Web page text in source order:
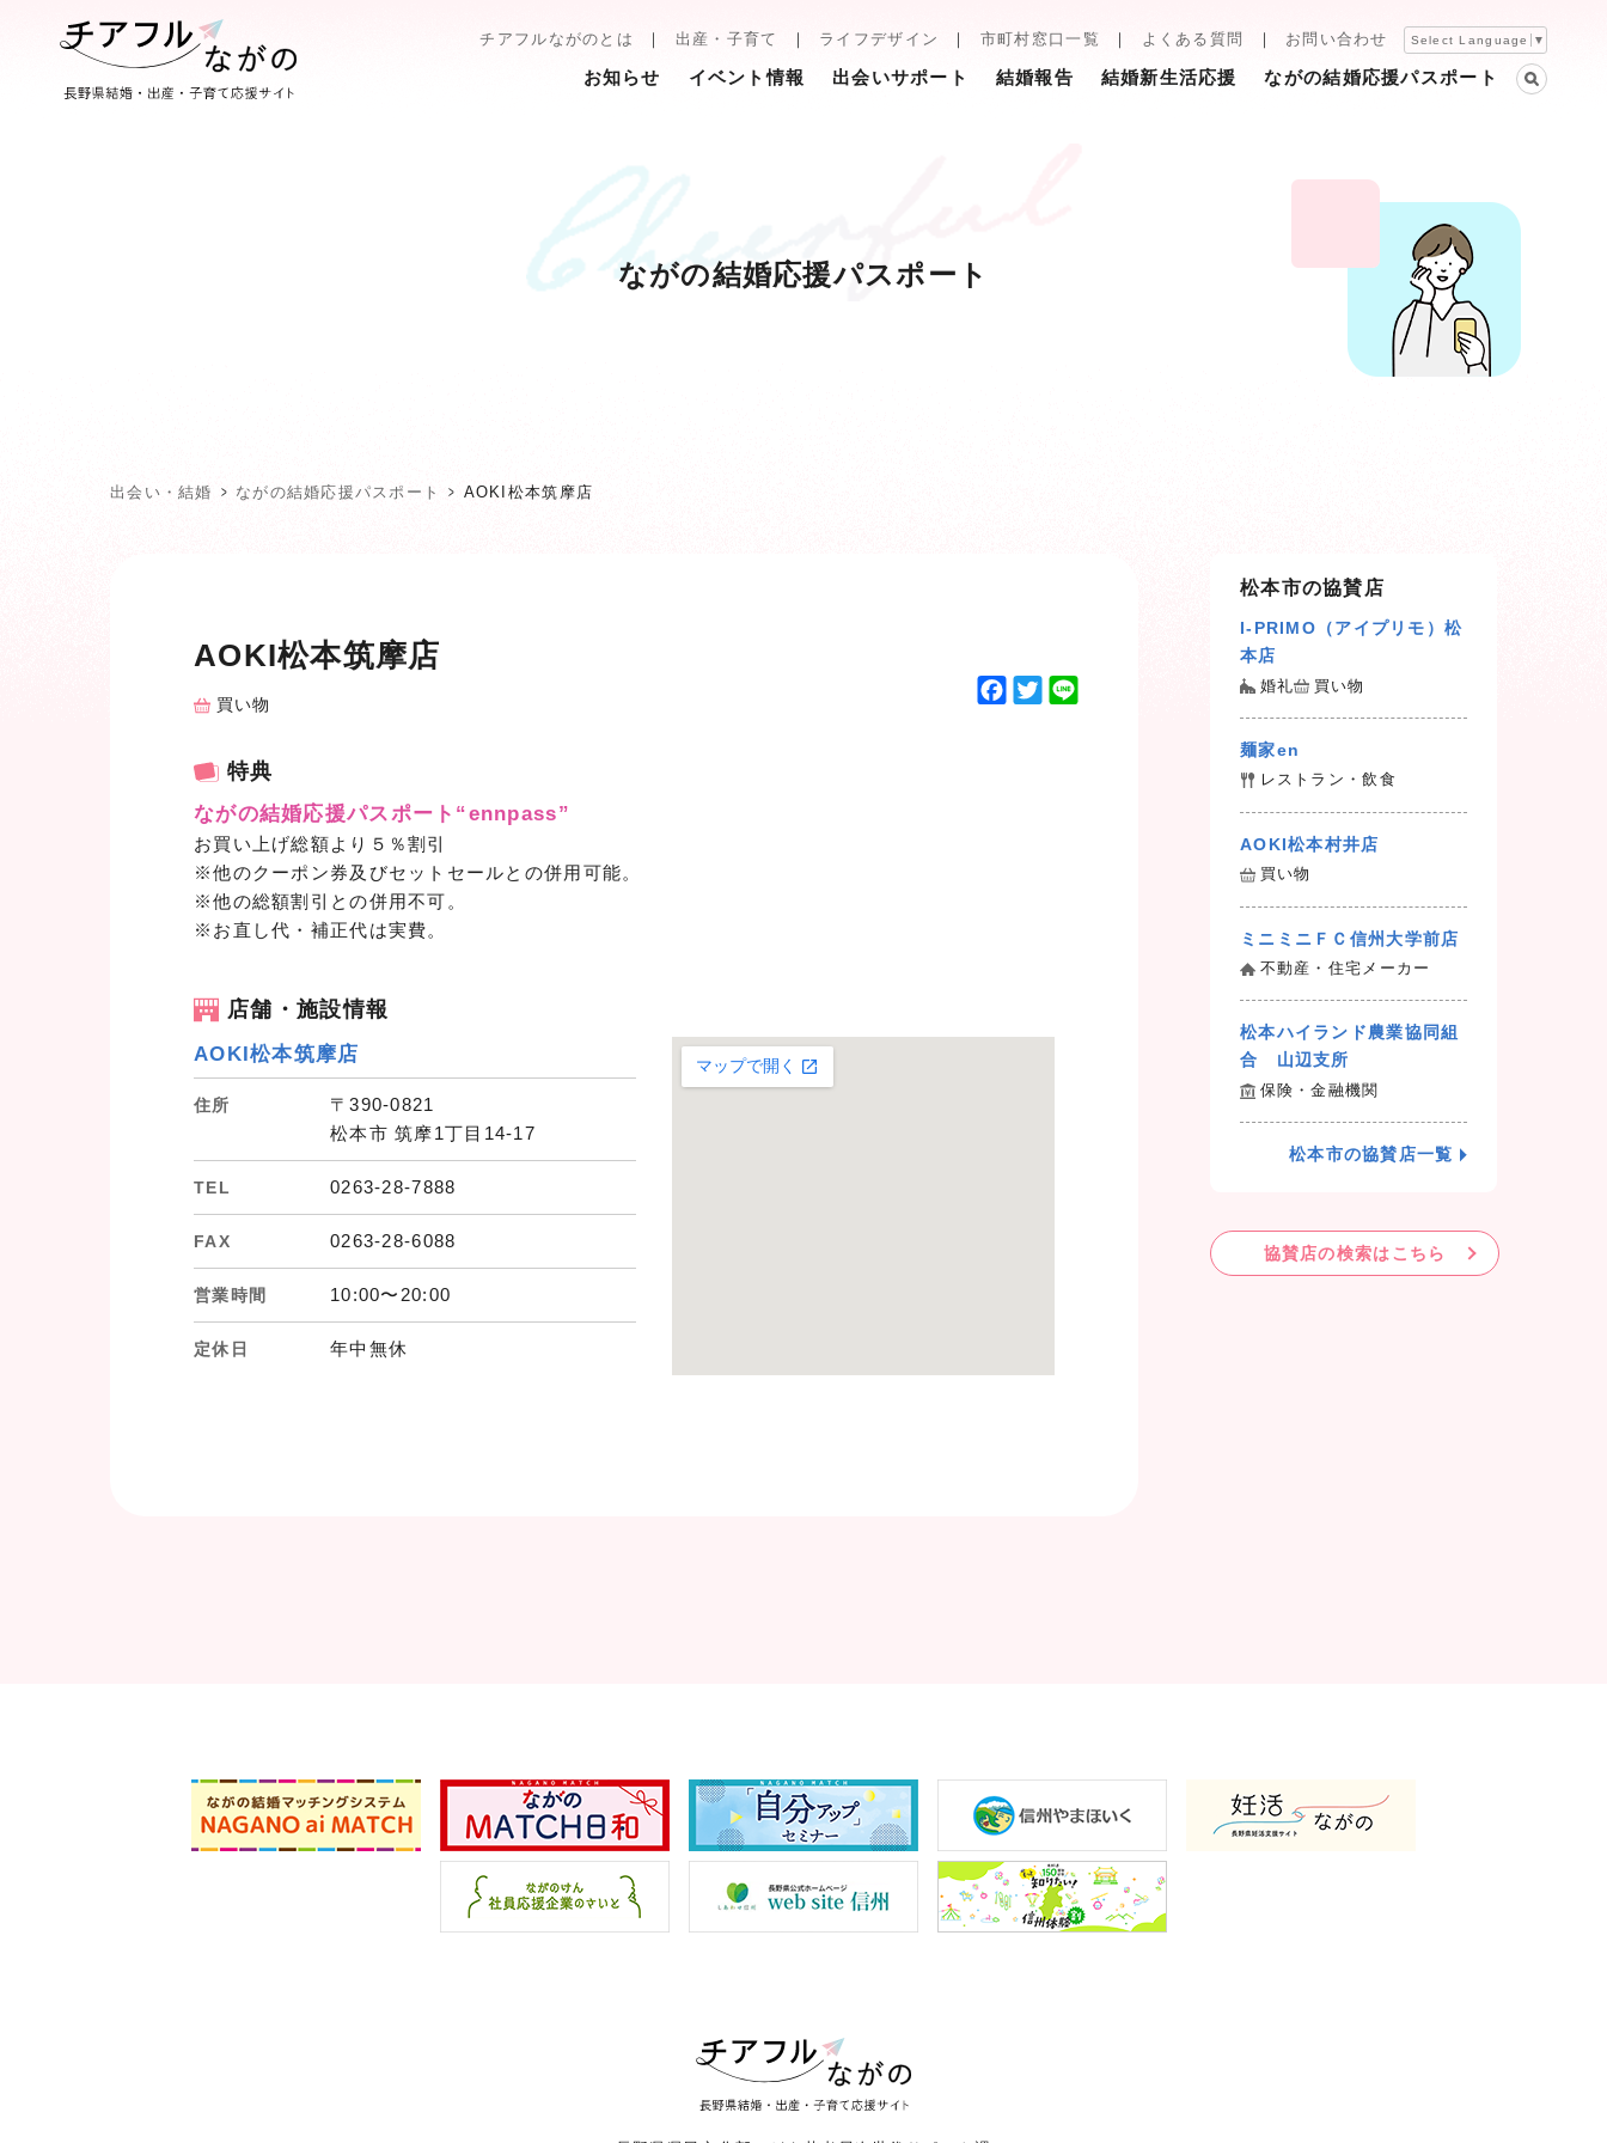
チアフルながのとは 出産・子育て ライフデザイン 市町村窓口一覧 よくある質問 お問い合わせ Select Language ▼
お知らせ イベント情報 出会いサポート 結婚報告 結婚新生活応援 ながの結婚応援パスポート
ながの結婚応援パスポート
出会い・結婚 ながの結婚応援パスポート AOKI松本筑摩店
AOKI松本筑摩店
買い物
F
T
特典
ながの結婚応援パスポート“ennpass”
お買い上げ総額より５％割引
※他のクーポン券及びセットセールとの併用可能。
※他の総額割引との併用不可。
※お直し代・補正代は実費。
店舗・施設情報
AOKI松本筑摩店
住所
〒390-0821
松本市 筑摩1丁目14-17
TEL 0263-28-7888
FAX 0263-28-6088
営業時間 10:00〜20:00
定休日 年中無休
松本市の協賛店
I-PRIMO（アイプリモ）松
本店
婚礼 買い物
麺家en
レストラン・飲食
AOKI松本村井店
買い物
ミニミニＦＣ信州大学前店
不動産・住宅メーカー
松本ハイランド農業協同組
合 山辺支所
保険・金融機関
松本市の協賛店一覧
協賛店の検索はこちら